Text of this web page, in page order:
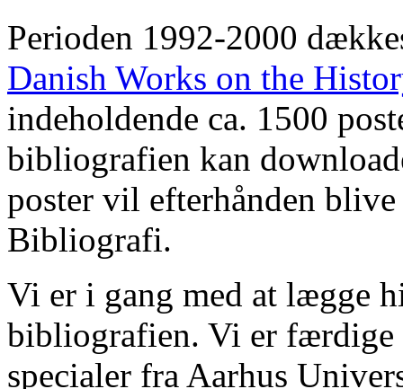
Perioden 1992-2000
Danish Works on the
indeholdende ca. 1500
bibliografien kan
poster vil efterhånden
Bibliografi.
Vi er i gang med at lægge
bibliografien. Vi er færdige
specialer fra Aarhus